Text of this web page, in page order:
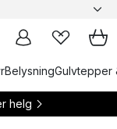
BelysningGulvtepper
helg